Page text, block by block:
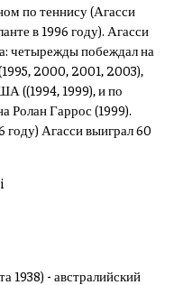
по теннису (Агасси
в 1996 году). Агасси
четырежды побеждал на
2000, 2001, 2003),
((1994, 1999), и по
Ролан Гаррос (1999).
году) Агасси выиграл 60
1938) - австралийский